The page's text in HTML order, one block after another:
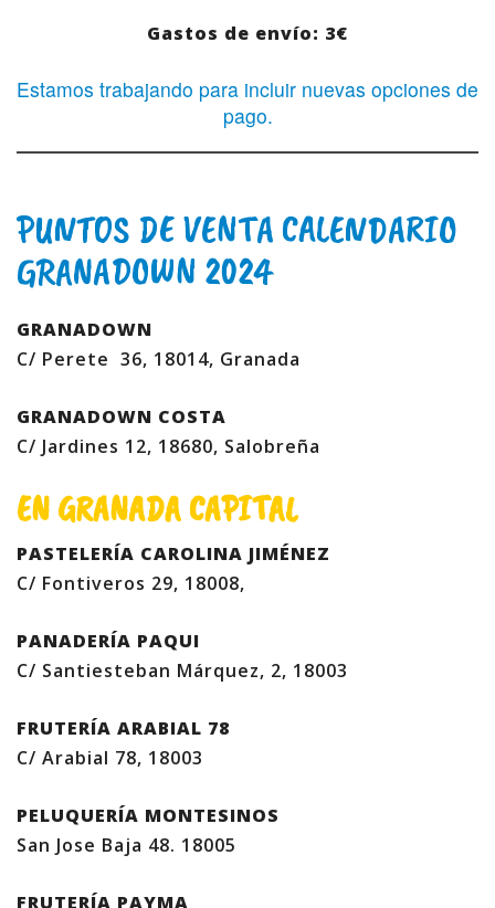
Gastos de envío: 3€
Estamos trabajando para incluir nuevas opciones de
pago.
PUNTOS DE VENTA CALENDARIO
GRANADOWN 2024
GRANADOWN
C/ Perete 36, 18014, Granada
GRANADOWN COSTA
C/ Jardines 12, 18680, Salobreña
EN GRANADA CAPITAL
PASTELERÍA CAROLINA JIMÉNEZ
C/ Fontiveros 29, 18008,
PANADERÍA PAQUI
C/ Santiesteban Márquez, 2, 18003
FRUTERÍA ARABIAL 78
C/ Arabial 78, 18003
PELUQUERÍA MONTESINOS
San Jose Baja 48. 18005
FRUTERÍA PAYMA